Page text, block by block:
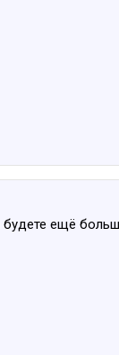
будете ещё